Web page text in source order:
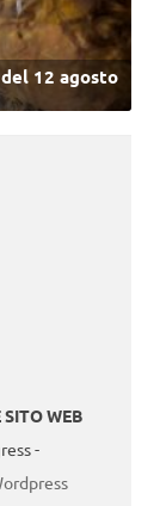
12 agosto
SITO WEB
-